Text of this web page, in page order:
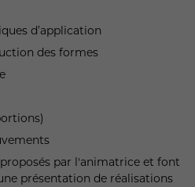
d’application
des formes
par l'animatrice et font
présentation de réalisations